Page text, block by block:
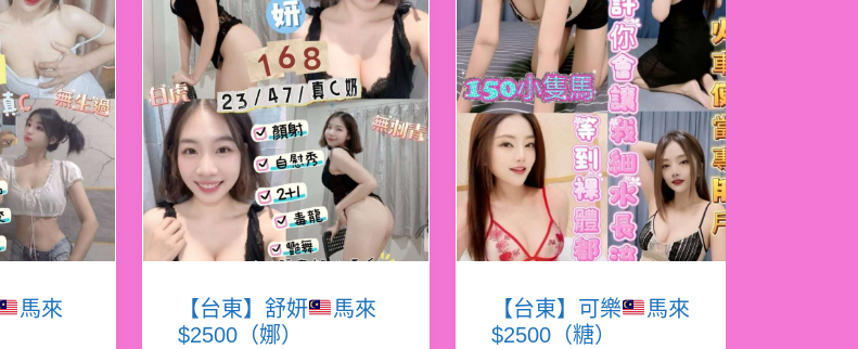
馬來
【台東】舒妍
馬來
$2500（娜）
【台東】可樂
馬來
$2500（糖）